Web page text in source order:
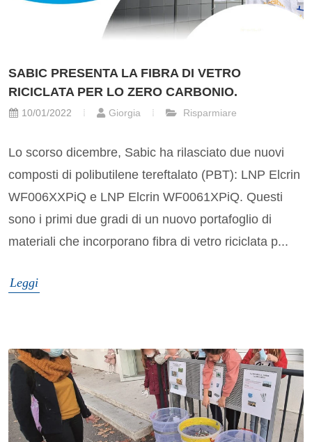
SABIC PRESENTA LA FIBRA DI VETRO
RICICLATA PER LO ZERO CARBONIO.
10/01/2022 Giorgia Risparmiare
Lo scorso dicembre, Sabic ha rilasciato due nuovi
composti di polibutilene tereftalato (PBT): LNP Elcrin
WF006XXPiQ e LNP Elcrin WF0061XPiQ. Questi
sono i primi due gradi di un nuovo portafoglio di
materiali che incorporano fibra di vetro riciclata p...
Leggi